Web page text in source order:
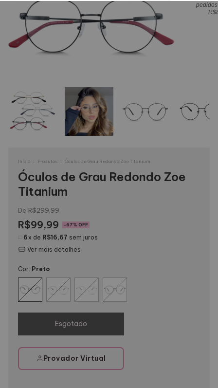
Início Produtos Óculos de Grau Redondo Zoe Titanium
Óculos de Grau Redondo Zoe
Titanium
R$299,99
R$99,99 -67% OFF
6 x de R$16,67 sem juros
Ver mais detalhes
Cor: Preto
Provador Virtual